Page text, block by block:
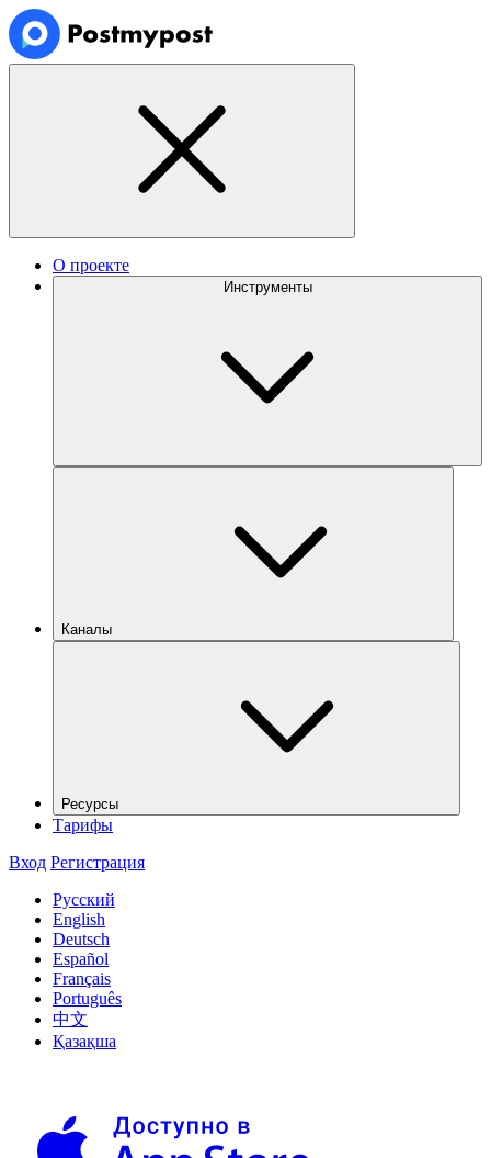
О проекте
Инструменты
Каналы
Ресурсы
Тарифы
Вход Регистрация
Русский
English
Deutsch
Español
Français
Português
中文
Қазақша